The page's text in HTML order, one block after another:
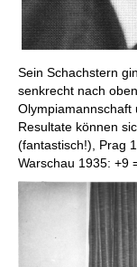
Sein Schachstern
senkrecht nach
Olympiamannschaft
Resultate können
(fantastisch!), Prag
Warschau 1935: +9